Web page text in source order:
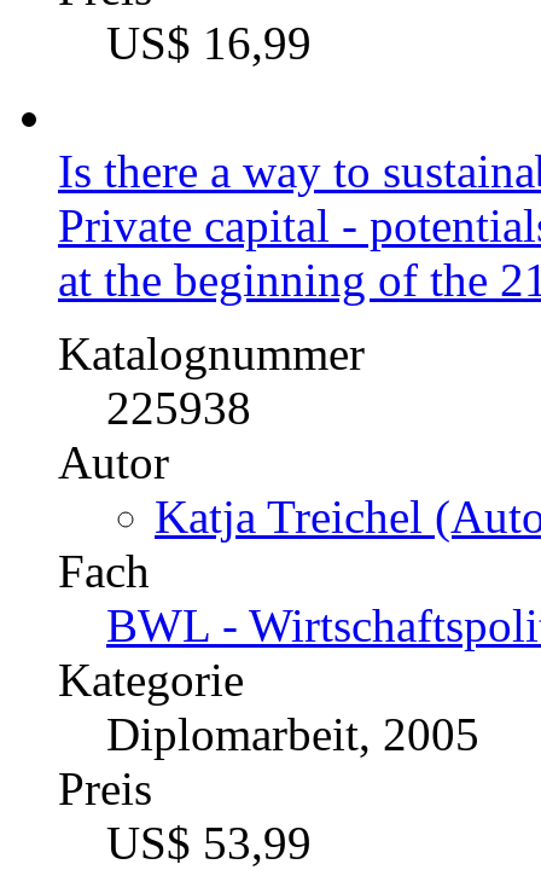
US$ 16,99
Is there a way to
Private capital -
at the beginning of the
Katalognummer
225938
Autor
Katja Treichel
Fach
BWL -
Kategorie
Diplomarbeit, 2005
Preis
US$ 53,99